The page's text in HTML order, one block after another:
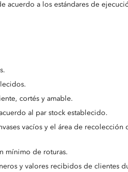
acuerdo a los estándares de
cortés y amable.
al par stock establecido.
vacíos y el área de recolección
mínimo de roturas.
y valores recibidos de clientes